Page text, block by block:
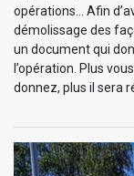
opérations… Afin
démolissage des
un document qui
l’opération. Plus
donnez, plus il sera